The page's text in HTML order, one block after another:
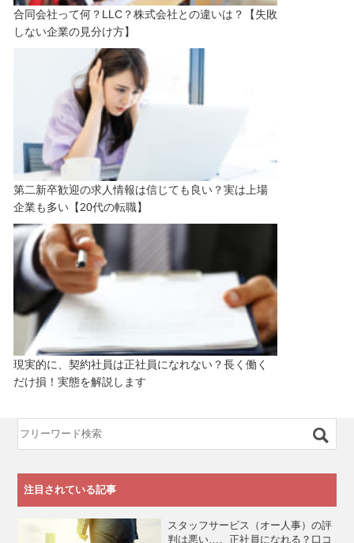
合同会社って何？LLC？株式会社との違いは？【失敗
しない企業の見分け方】
第二新卒歓迎の求人情報は信じても良い？実は上場
企業も多い【20代の転職】
現実的に、契約社員は正社員になれない？長く働く
だけ損！実態を解説します
注目されている記事
スタッフサービス（オー人事）の評
判は悪い…。正社員になれる？口コ